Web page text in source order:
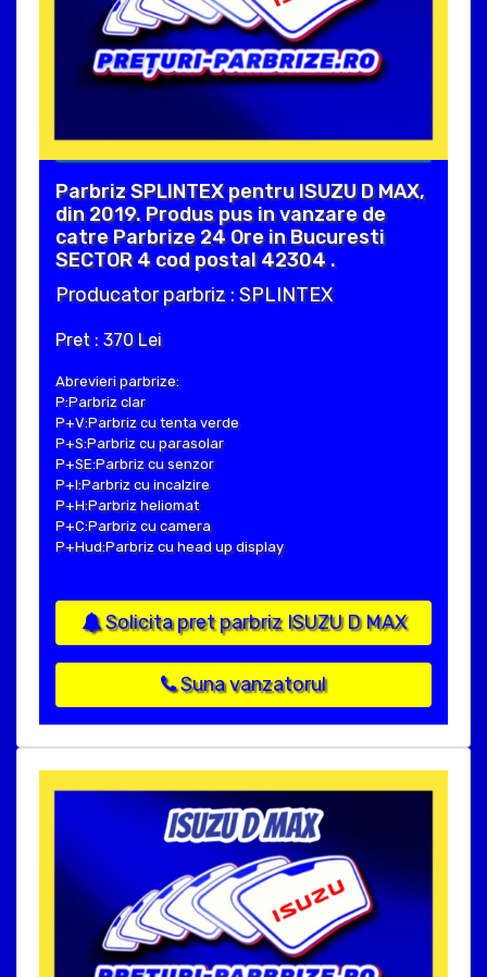
Parbriz SPLINTEX pentru ISUZU D MAX,
din 2019. Produs pus in vanzare de
catre Parbrize 24 Ore in Bucuresti
SECTOR 4 cod postal 42304 .
Producator parbriz : SPLINTEX
Pret : 370 Lei
Abrevieri parbrize:
P:Parbriz clar
P+V:Parbriz cu tenta verde
P+S:Parbriz cu parasolar
P+SE:Parbriz cu senzor
P+I:Parbriz cu incalzire
P+H:Parbriz heliomat
P+C:Parbriz cu camera
P+Hud:Parbriz cu head up display
Solicita pret parbriz ISUZU D MAX
Suna vanzatorul